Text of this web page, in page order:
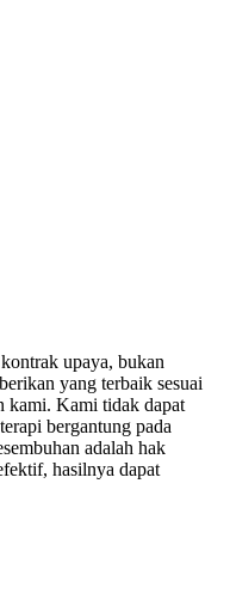
upaya, bukan
yang terbaik sesuai
kami. Kami tidak dapat
bergantung pada
adalah hak
hasilnya dapat